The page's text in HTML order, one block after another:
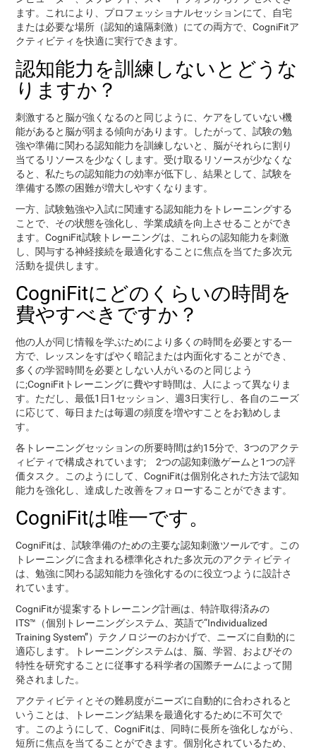
ます。これにより、プロフェッショナルセッションにて、自宅
または必要な場所（認知的遠隔刺激）にての両方で、CogniFitア
クティビティを快適に実行できます。
認知能力を訓練しないとどうな
りますか？
刺激すると脳が強くなるのと同じように、ケアをしていない機
能があると脳が弱まる傾向があります。したがって、試験の勉
強や準備に関わる認知能力を訓練しないと、脳がそれらに割り
当てるリソースを少なくします。受け取るリソースが少なくな
ると、私たちの認知能力の効率が低下し、結果として、試験を
準備する際の困難が増大しやすくなります。
一方、試験勉強や入試に関連する認知能力をトレーニングする
ことで、その状態を強化し、学業成績を向上させることができ
ます。CogniFit試験トレーニングは、これらの認知能力を刺激
し、関与する神経接続を最適化することに焦点を当てた多次元
活動を提供します。
CogniFitにどのくらいの時間を
費やすべきですか？
他の人が同じ情報を学ぶためにより多くの時間を必要とする一
方で、レッスンをすばやく暗記または内面化することができ、
多くの学習時間を必要としない人がいるのと同じよう
に;CogniFitトレーニングに費やす時間は、人によって異なりま
す。ただし、最低1日1セッション、週3日実行し、各自のニーズ
に応じて、毎日または毎週の頻度を増やすことをお勧めしま
す。
各トレーニングセッションの所要時間は約15分で、3つのアクテ
ィビティで構成されています; 2つの認知刺激ゲームと1つの評
価タスク。このようにして、CogniFitは個別化された方法で認知
能力を強化し、達成した改善をフォローすることができます。
CogniFitは唯一です。
CogniFitは、試験準備のための主要な認知刺激ツールです。この
トレーニングに含まれる標準化された多次元のアクティビティ
は、勉強に関わる認知能力を強化するのに役立つように設計さ
れています。
CogniFitが提案するトレーニング計画は、特許取得済みの
ITS™（個別トレーニングシステム、英語で“Individualized
Training System”）テクノロジーのおかげで、ニーズに自動的に
適応します。トレーニングシステムは、脳、学習、およびその
特性を研究することに従事する科学者の国際チームによって開
発されました。
アクティビティとその難易度がニーズに自動的に合わされると
いうことは、トレーニング結果を最適化するために不可欠で
す。このようにして、CogniFitは、同時に長所を強化しながら、
短所に焦点を当てることができます。個別化されているため、